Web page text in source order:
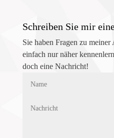
Schreiben Sie mir
Sie haben Fragen zu
einfach nur näher
doch eine Nachricht!